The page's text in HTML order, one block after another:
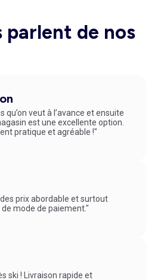
parlent de nos
qu’on veut à l’avance et ensuite
est une excellente option.
pratique et agréable !"
prix abordable et surtout
mode de paiement."
ski ! Livraison rapide et